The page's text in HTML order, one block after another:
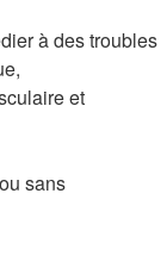
à des troubles
et
sans